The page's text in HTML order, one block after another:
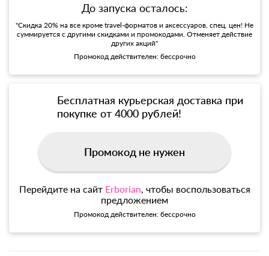
До запуска осталось:
"Скидка 20% на все кроме travel-форматов и аксессуаров, спец. цен! Не
суммируется с другими скидками и промокодами. Отменяет действие
других акций"
Промокод действителен: бессрочно
Бесплатная курьерская доставка при
покупке от 4000 рублей!
Промокод не нужен
Перейдите на сайт Erborian , чтобы воспользоваться
предложением
Промокод действителен: бессрочно